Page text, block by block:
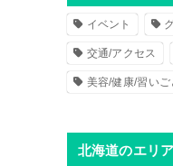
イベント
交通/アクセス
美容/健康/習いご
北海道のエリ